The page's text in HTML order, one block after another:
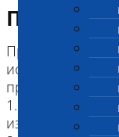
При взятии
исследования
правила:
1. Материал
из очага